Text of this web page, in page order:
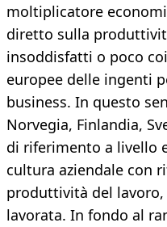
moltiplicatore
diretto sulla
insoddisfatti o poco
europee delle ingenti
business. In questo
Norvegia, Finlandia,
di riferimento a livello
cultura aziendale con
produttività del lavoro,
lavorata. In fondo al